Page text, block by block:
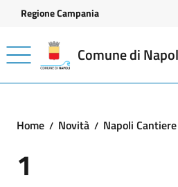
Vai ai contenuti
Vai al footer
Regione Campania
Comune di
Home Novità Napoli
1